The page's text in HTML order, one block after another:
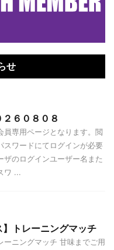
せ
２６０８０８
員専用ページとなります。閲
スワードにてログインが必要
ザのログインユーザー名また
ワ ...
】トレーニングマッチ
ーニングマッチ 甘味までご用